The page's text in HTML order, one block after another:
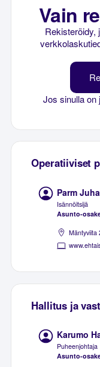
Vain
Rekisteröidy,
Jos sinulla on
Operatiiviset
Parm
Isännöitsijä
Asunto-
Mäntyviita
Hallitus ja
Karumo
Puheenjohtaja
Asunto-